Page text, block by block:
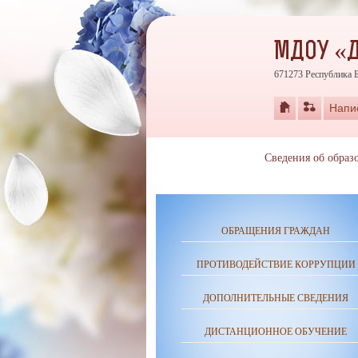
ОБРАЩЕНИЯ ГРАЖДАН
ПРОТИВОДЕЙСТВИЕ КОРРУПЦИИ
ДОПОЛНИТЕЛЬНЫЕ СВЕДЕНИЯ
ДИСТАНЦИОННОЕ ОБУЧЕНИЕ
МДОУ
671273 Республика
Сведения об